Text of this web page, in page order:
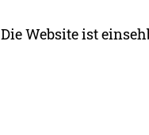
Die Website ist